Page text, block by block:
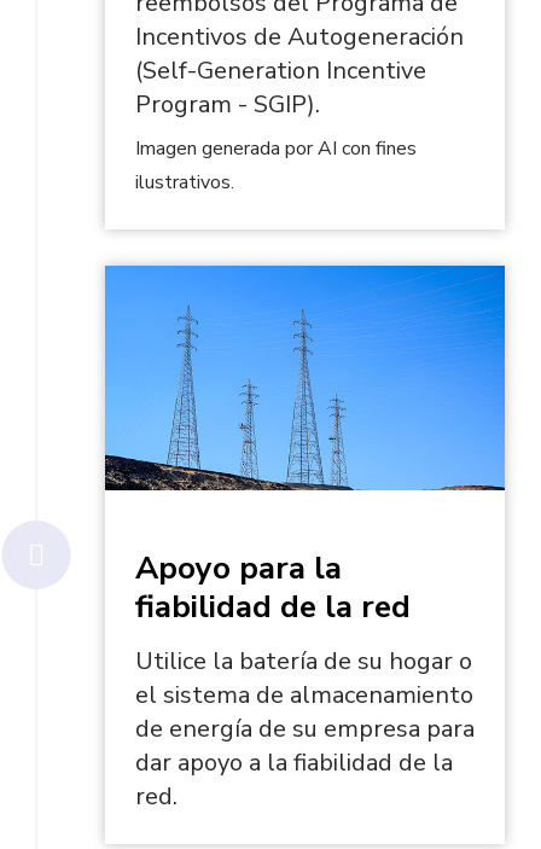
Incentivos de Autogeneración
(Self-Generation Incentive
Program - SGIP).
Imagen generada por AI con fines
ilustrativos.
Apoyo para la
fiabilidad de la red
Utilice la batería de su hogar o
el sistema de almacenamiento
de energía de su empresa para
dar apoyo a la fiabilidad de la
red.